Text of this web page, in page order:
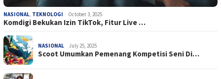
NASIONAL TEKNOLOGI October 3, 2025
Komdigi Bekukan Izin TikTok, Fitur Live …
NASIONAL July 25, 2025
Scoot Umumkan Pemenang Kompetisi Seni Di…